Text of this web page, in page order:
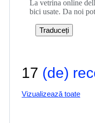
La vetrina online
bici usate. Da noi
Traduceți
17 (de)
Vizualizează toate